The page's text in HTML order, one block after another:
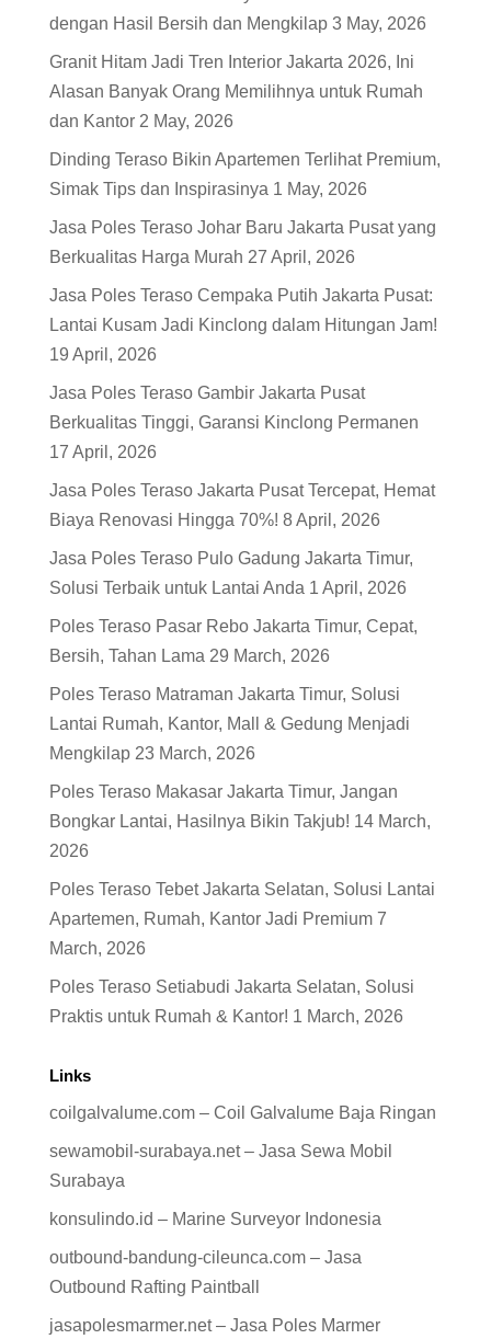
dengan Hasil Bersih dan Mengkilap 3 May, 2026
Granit Hitam Jadi Tren Interior Jakarta 2026, Ini
Alasan Banyak Orang Memilihnya untuk Rumah
dan Kantor 2 May, 2026
Dinding Teraso Bikin Apartemen Terlihat Premium,
Simak Tips dan Inspirasinya 1 May, 2026
Jasa Poles Teraso Johar Baru Jakarta Pusat yang
Berkualitas Harga Murah 27 April, 2026
Jasa Poles Teraso Cempaka Putih Jakarta Pusat:
Lantai Kusam Jadi Kinclong dalam Hitungan Jam!
19 April, 2026
Jasa Poles Teraso Gambir Jakarta Pusat
Berkualitas Tinggi, Garansi Kinclong Permanen
17 April, 2026
Jasa Poles Teraso Jakarta Pusat Tercepat, Hemat
Biaya Renovasi Hingga 70%! 8 April, 2026
Jasa Poles Teraso Pulo Gadung Jakarta Timur,
Solusi Terbaik untuk Lantai Anda 1 April, 2026
Poles Teraso Pasar Rebo Jakarta Timur, Cepat,
Bersih, Tahan Lama 29 March, 2026
Poles Teraso Matraman Jakarta Timur, Solusi
Lantai Rumah, Kantor, Mall & Gedung Menjadi
Mengkilap 23 March, 2026
Poles Teraso Makasar Jakarta Timur, Jangan
Bongkar Lantai, Hasilnya Bikin Takjub! 14 March,
2026
Poles Teraso Tebet Jakarta Selatan, Solusi Lantai
Apartemen, Rumah, Kantor Jadi Premium 7
March, 2026
Poles Teraso Setiabudi Jakarta Selatan, Solusi
Praktis untuk Rumah & Kantor! 1 March, 2026
Links
coilgalvalume.com – Coil Galvalume Baja Ringan
sewamobil-surabaya.net – Jasa Sewa Mobil
Surabaya
konsulindo.id – Marine Surveyor Indonesia
outbound-bandung-cileunca.com – Jasa
Outbound Rafting Paintball
jasapolesmarmer.net – Jasa Poles Marmer